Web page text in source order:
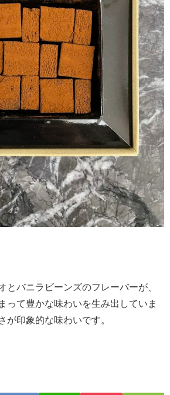
とバニラビーンズのフレーバーが、
って豊かな味わいを生み出していま
が印象的な味わいです。